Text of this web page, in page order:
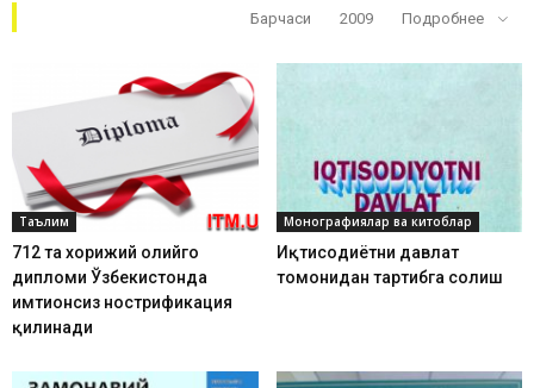
Барчаси 2009 Подробнее
Таълим
712 та хорижий олийгоҳ
дипломи Ўзбекистонда
имтиҳонсиз нострификация
қилинади
Монографиялар ва китоблар
Иқтисодиётни давлат
томонидан тартибга солиш